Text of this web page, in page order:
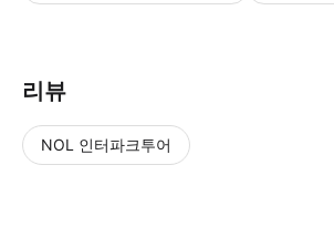
리뷰
NOL 인터파크투어